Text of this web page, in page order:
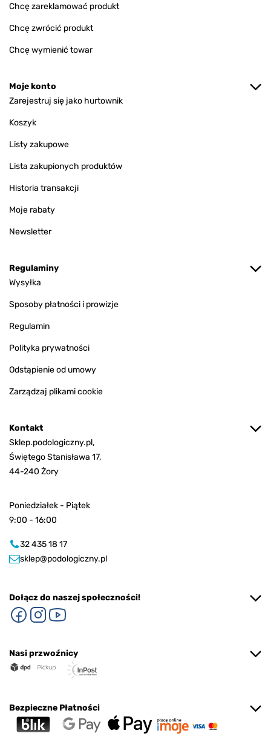
Chcę zareklamować produkt
Chcę zwrócić produkt
Chcę wymienić towar
Moje konto
Zarejestruj się jako hurtownik
Koszyk
Listy zakupowe
Lista zakupionych produktów
Historia transakcji
Moje rabaty
Newsletter
Regulaminy
Wysyłka
Sposoby płatności i prowizje
Regulamin
Polityka prywatności
Odstąpienie od umowy
Zarządzaj plikami cookie
Kontakt
Sklep.podologiczny.pl,
Świętego Stanisława 17,
44-240 Żory
Poniedziałek - Piątek
9:00 - 16:00
32 435 18 17
sklep@podologiczny.pl
Dołącz do naszej społeczności!
Nasi przwoźnicy
Bezpieczne Płatności